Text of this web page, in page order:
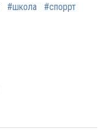
#школа
#споррт